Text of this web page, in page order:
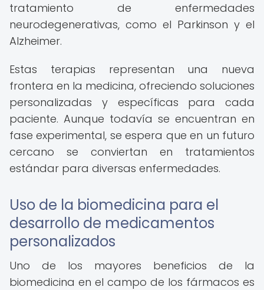
tratamiento de enfermedades
neurodegenerativas, como el Parkinson y el
Alzheimer.
Estas terapias representan una nueva
frontera en la medicina, ofreciendo soluciones
personalizadas y específicas para cada
paciente. Aunque todavía se encuentran en
fase experimental, se espera que en un futuro
cercano se conviertan en tratamientos
estándar para diversas enfermedades.
Uso de la biomedicina para el
desarrollo de medicamentos
personalizados
Uno de los mayores beneficios de la
biomedicina en el campo de los fármacos es